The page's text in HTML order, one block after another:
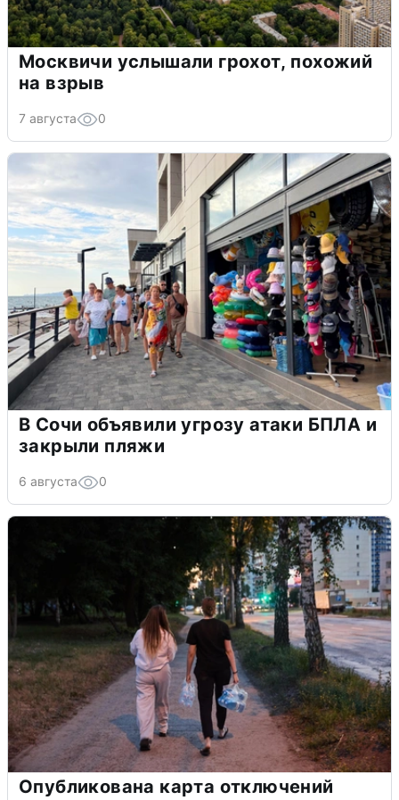
Москвичи услышали грохот, похожий
на взрыв
7 августа 0
В Сочи объявили угрозу атаки БПЛА и
закрыли пляжи
6 августа 0
Опубликована карта отключений